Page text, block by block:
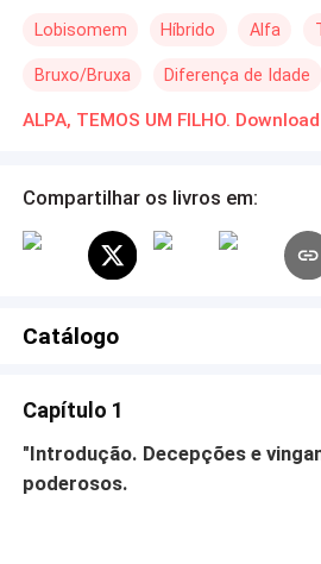
grávida. Oito meses depois, ela
sobrenatural atormentado que foi
conhecer o amor e para que sua
lobos. No meio do processo para
quando Elijah descobre que
temidos e detestados por sua
com ela. Será o amor de Elijah
Lobisomem Híbrido Alfa
Bruxo/Bruxa Diferença de Idade
Compartilhar os livros em:
Catálogo
Capítulo 1
"Introdução. Decepções e
poderosos.